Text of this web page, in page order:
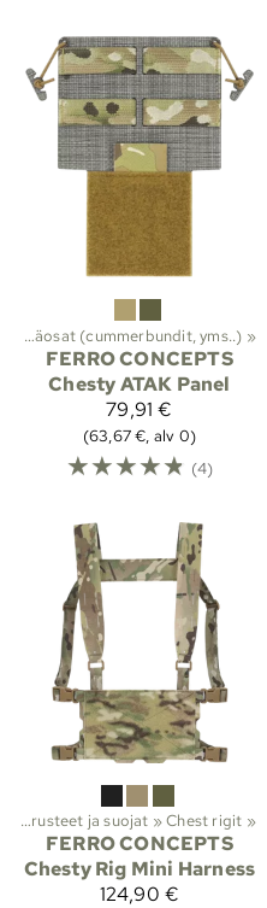
Lisäosat (cummerbundit, yms..) ‪»
FERRO CONCEPTS
Chesty ATAK Panel
79,91 €
(63,67 €, alv 0)
☆☆☆☆☆ (4)
suojat‪» Molle-taskut‪»Lipastaskut
Taisteluvarusteet ja suojat ‪»Chest rigit ‪»
FERRO CONCEPTS
Chesty Rig Mini Harness
124,90 €
Lajit‪»Viranomaistuotteet‪»